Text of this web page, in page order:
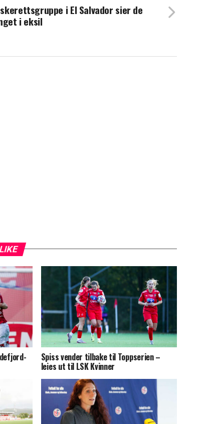
i El Salvador sier de
i eksil
Spiss vender tilbake til Toppserien –
leies ut til LSK Kvinner